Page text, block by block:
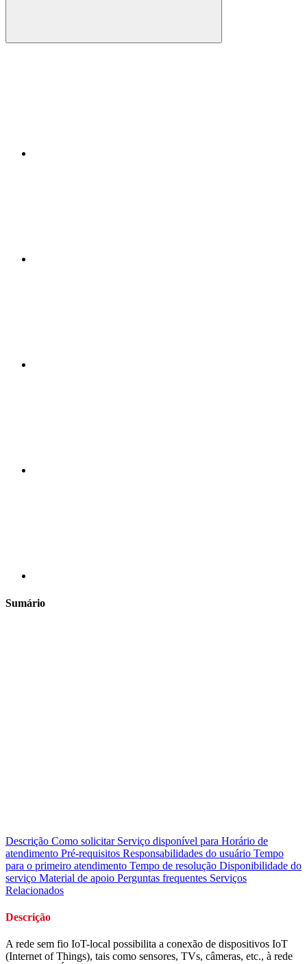
Compartilhar
Sumário
Descrição Como solicitar Serviço disponível para Horário de
atendimento Pré-requisitos Responsabilidades do usuário Tempo
para o primeiro atendimento Tempo de resolução Disponibilidade do
serviço Material de apoio Perguntas frequentes Serviços
Relacionados
Descrição
A rede sem fio IoT-local possibilita a conexão de dispositivos IoT
(Internet of Things), tais como sensores, TVs, câmeras, etc., à rede